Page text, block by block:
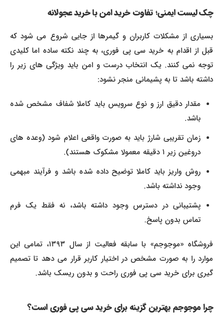
چک لیست ایمنی؛ تفاوت خرید امن با خرید عجولانه
بسیاری از مشکلات کاربران و گیمرها از جایی شروع می شود که
قبل از اقدام به خرید سی پی فوری، به چند نکته ساده اما کلیدی
توجه نمی کنند. یک انتخاب درست و امن باید ویژگی های زیر را
داشته باشد تا به پشیمانی منجر نشود:
مقدار دقیق ارز و نوع سرویس باید کاملا شفاف مشخص شده
باشد.
زمان تقریبی شارژ باید به صورت واقعی اعلام شود (وعده های
دروغین زیر ۱ دقیقه معمولا مشکوک هستند).
روش واریز باید کاملا توضیح داده شده باشد و فرآیند مبهمی
وجود نداشته باشد.
پشتیبانی در دسترس وجود داشته باشد، نه فقط یک فرم
تماس بدون پاسخ.
فروشگاه «موجوجم» با سابقه فعالیت از سال ۱۳۹۳، تمامی این
موارد را به صورت مشخص در اختیار کاربر قرار می دهد تا تصمیم
گیری برای خرید سی پی فوری راحت و بدون ریسک باشد.
چرا موجوجم بهترین گزینه برای خرید سی پی فوری است؟